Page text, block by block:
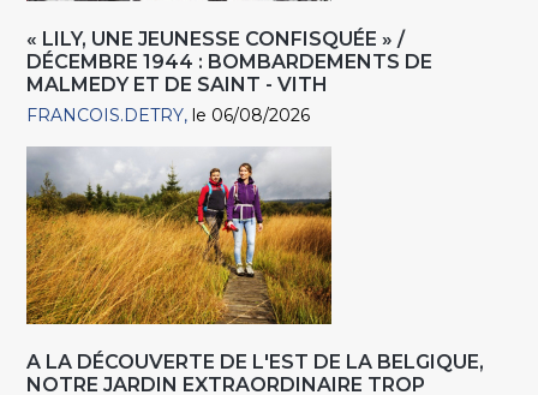
« LILY, UNE JEUNESSE CONFISQUÉE » /
DÉCEMBRE 1944 : BOMBARDEMENTS DE
MALMEDY ET DE SAINT - VITH
FRANCOIS.DETRY le 06/08/2026
A LA DÉCOUVERTE DE L'EST DE LA BELGIQUE,
NOTRE JARDIN EXTRAORDINAIRE TROP